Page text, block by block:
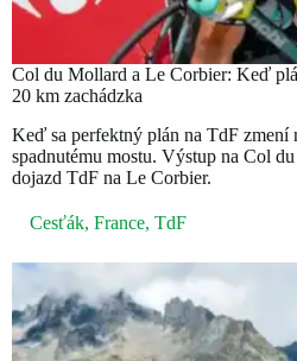
Col du Mollard a Le Corbier: Keď
20 km zachádzka
Keď sa perfektný plán na TdF zmení
spadnutému mostu. Výstup na Col
dojazd TdF na Le Corbier.
Cesťák, France, TdF